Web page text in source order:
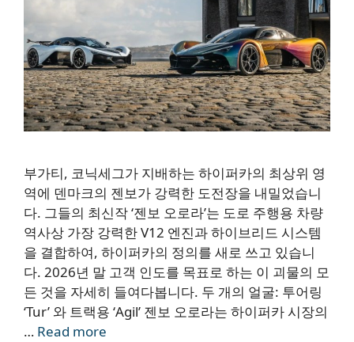
부가티, 코닉세그가 지배하는 하이퍼카의 최상위 영
역에 덴마크의 젠보가 강력한 도전장을 내밀었습니
다. 그들의 최신작 ‘젠보 오로라’는 도로 주행용 차량
역사상 가장 강력한 V12 엔진과 하이브리드 시스템
을 결합하여, 하이퍼카의 정의를 새로 쓰고 있습니
다. 2026년 말 고객 인도를 목표로 하는 이 괴물의 모
든 것을 자세히 들여다봅니다. 두 개의 얼굴: 투어링
‘Tur’ 와 트랙용 ‘Agil’ 젠보 오로라는 하이퍼카 시장의
… Read more